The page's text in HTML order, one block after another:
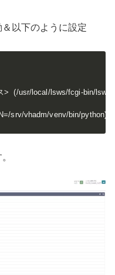
以下のように設定
>  (/usr/local/lsws/fcgi-bin/
srv/vhadm/venv/bin/python)